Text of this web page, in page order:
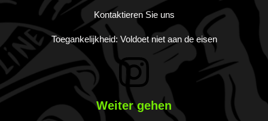
Kontaktieren Sie uns
Toegankelijkheid: Voldoet niet aan de eisen
Weiter gehen